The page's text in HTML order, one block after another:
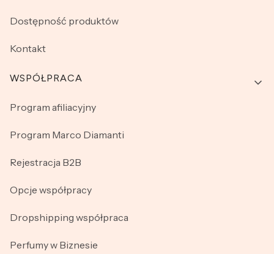
Dostępność produktów
Kontakt
WSPÓŁPRACA
Program afiliacyjny
Program Marco Diamanti
Rejestracja B2B
Opcje współpracy
Dropshipping współpraca
Perfumy w Biznesie